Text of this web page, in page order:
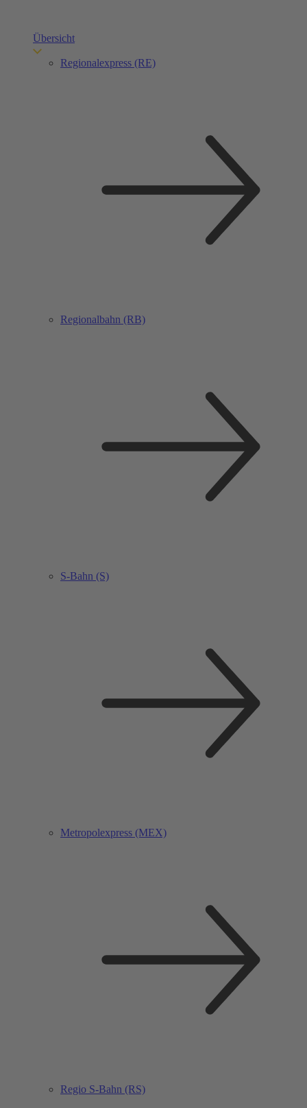
Übersicht
Regionalexpress (RE)
Regionalbahn (RB)
S-Bahn (S)
Metropolexpress (MEX)
Regio S-Bahn (RS)